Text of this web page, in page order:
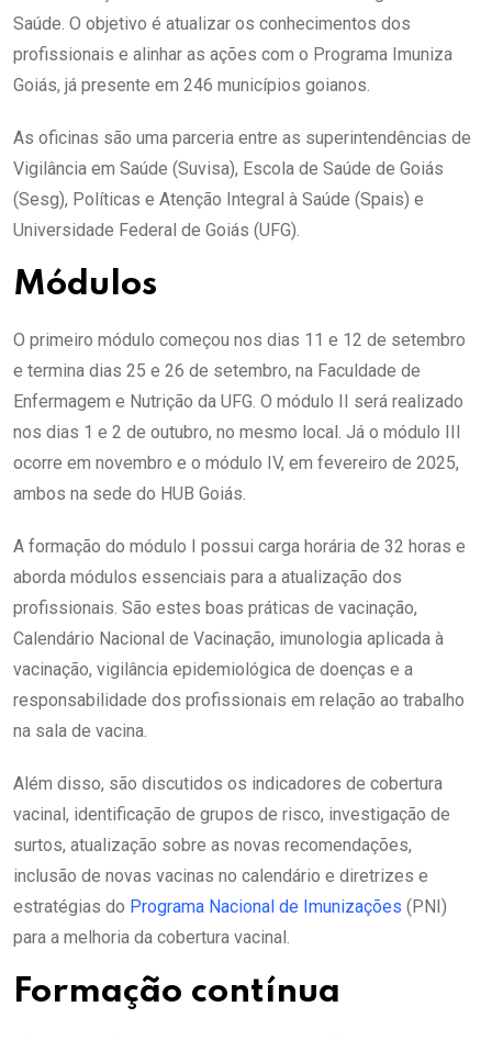
Saúde. O objetivo é atualizar os conhecimentos dos
profissionais e alinhar as ações com o Programa Imuniza
Goiás, já presente em 246 municípios goianos.
As oficinas são uma parceria entre as superintendências de
Vigilância em Saúde (Suvisa), Escola de Saúde de Goiás
(Sesg), Políticas e Atenção Integral à Saúde (Spais) e
Universidade Federal de Goiás (UFG).
Módulos
O primeiro módulo começou nos dias 11 e 12 de setembro
e termina dias 25 e 26 de setembro, na Faculdade de
Enfermagem e Nutrição da UFG. O módulo II será realizado
nos dias 1 e 2 de outubro, no mesmo local. Já o módulo III
ocorre em novembro e o módulo IV, em fevereiro de 2025,
ambos na sede do HUB Goiás.
A formação do módulo I possui carga horária de 32 horas e
aborda módulos essenciais para a atualização dos
profissionais. São estes boas práticas de vacinação,
Calendário Nacional de Vacinação, imunologia aplicada à
vacinação, vigilância epidemiológica de doenças e a
responsabilidade dos profissionais em relação ao trabalho
na sala de vacina.
Além disso, são discutidos os indicadores de cobertura
vacinal, identificação de grupos de risco, investigação de
surtos, atualização sobre as novas recomendações,
inclusão de novas vacinas no calendário e diretrizes e
estratégias do Programa Nacional de Imunizações (PNI)
para a melhoria da cobertura vacinal.
Formação contínua